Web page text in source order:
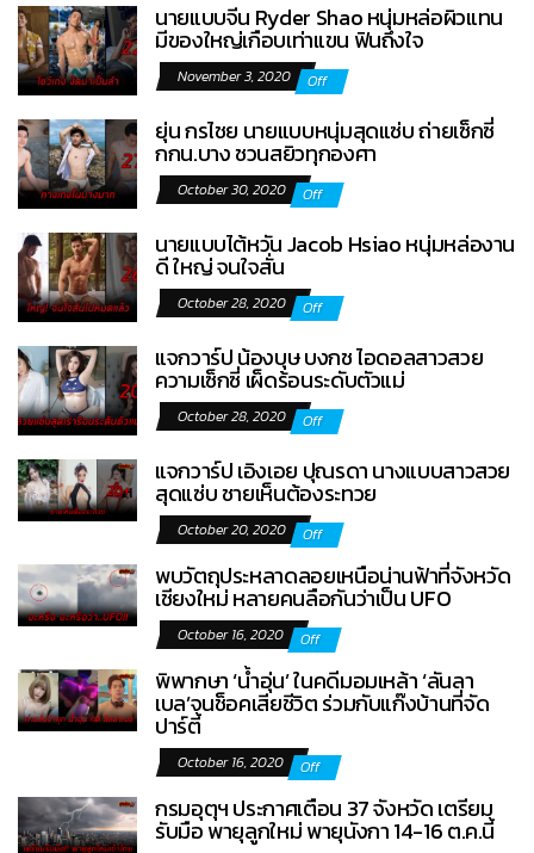
นายแบบจีน Ryder Shao หนุ่มหล่อผิวแทน
มีของใหญ่เกือบเท่าแขน ฟินถึงใจ
November 3, 2020 Off
ยุ่น กรไชย นายแบบหนุ่มสุดแซ่บ ถ่ายเซ็กซี่
กกน.บาง ชวนสยิวทุกองศา
October 30, 2020 Off
นายแบบไต้หวัน Jacob Hsiao หนุ่มหล่องาน
ดี ใหญ่ จนใจสั่น
October 28, 2020 Off
แจกวาร์ป น้องบุษ บงกช ไอดอลสาวสวย
ความเซ็กซี่ เผ็ดร้อนระดับตัวแม่
October 28, 2020 Off
แจกวาร์ป เอิงเอย ปุณรดา นางแบบสาวสวย
สุดแซ่บ ชายเห็นต้องระทวย
October 20, 2020 Off
พบวัตถุประหลาดลอยเหนือน่านฟ้าที่จังหวัด
เชียงใหม่ หลายคนลือกันว่าเป็น UFO
October 16, 2020 Off
พิพากษา ‘น้ำอุ่น’ ในคดีมอมเหล้า ‘ลันลา
เบล’จนช็อคเสียชีวิต ร่วมกับแก๊งบ้านที่จัด
ปาร์ตี้
October 16, 2020 Off
กรมอุตุฯ ประกาศเตือน 37 จังหวัด เตรียม
รับมือ พายุลูกใหม่ พายุนังกา 14-16 ต.ค.นี้